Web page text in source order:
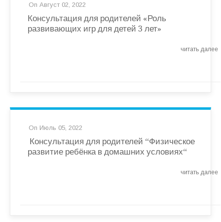
On Август 02, 2022
Консультация для родителей «Роль
развивающих игр для детей 3 лет»
читать далее
On Июль 05, 2022
Консультация для родителей “Физическое
развитие ребёнка в домашних условиях“
читать далее